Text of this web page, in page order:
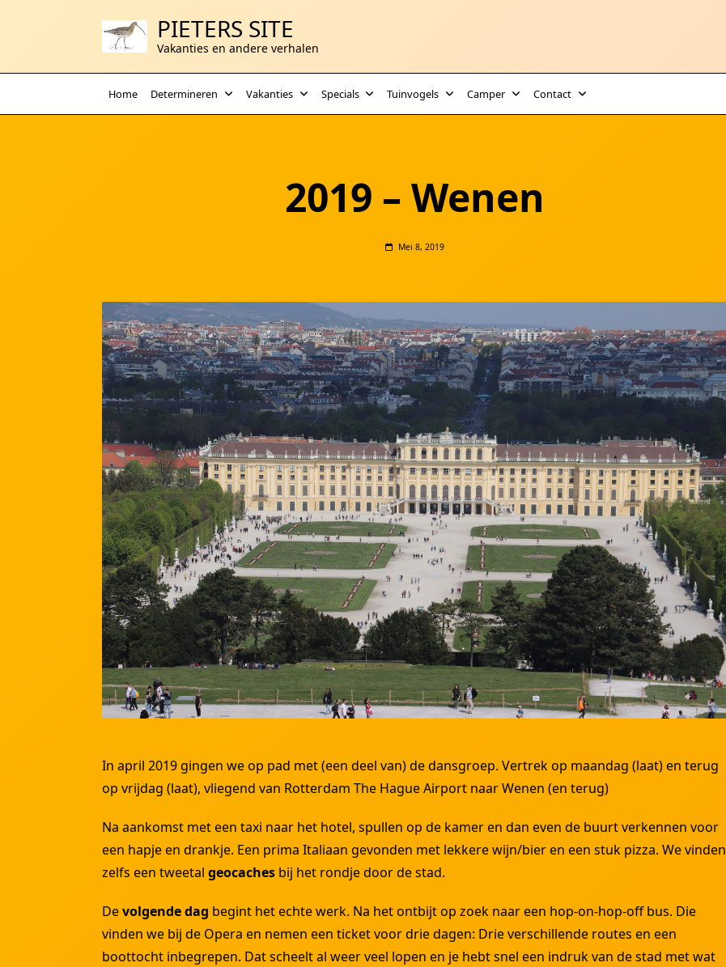
PIETERS SITE
Vakanties en andere verhalen
Home Determineren Vakanties Specials Tuinvogels Camper Contact
2019 – Wenen
Mei 8, 2019
In april 2019 gingen we op pad met (een deel van) de dansgroep. Vertrek op maandag (laat) en terug
op vrijdag (laat), vliegend van Rotterdam The Hague Airport naar Wenen (en terug)
Na aankomst met een taxi naar het hotel, spullen op de kamer en dan even de buurt verkennen voor
een hapje en drankje. Een prima Italiaan gevonden met lekkere wijn/bier en een stuk pizza. We vinden
zelfs een tweetal geocaches bij het rondje door de stad.
Devolgende dag begint het echte werk. Na het ontbijt op zoek naar een hop-on-hop-off bus. Die
vinden we bij de Opera en nemen een ticket voor drie dagen: Drie verschillende routes en een
boottocht inbegrepen. Dat scheelt al weer veel lopen en je hebt snel een indruk van de stad met wat